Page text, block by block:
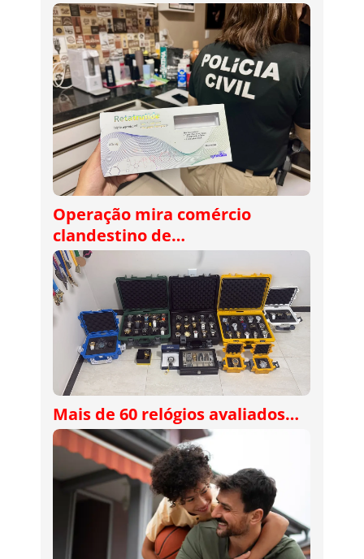
Operação mira comércio
clandestino de…
Mais de 60 relógios avaliados…